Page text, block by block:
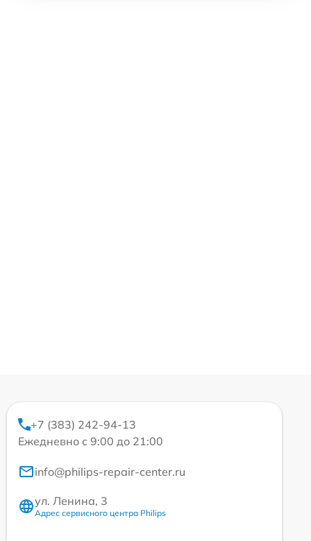
+7 (383) 242-94-13
Ежедневно с 9:00 до 21:00
info@philips-repair-center.ru
ул. Ленина, 3
Адрес сервисного центра Philips